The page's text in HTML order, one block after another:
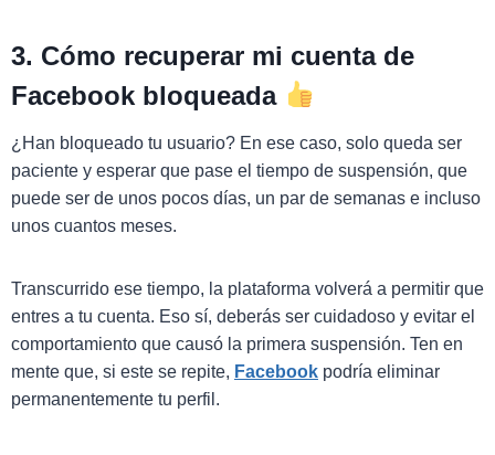
3. Cómo recuperar mi cuenta de
Facebook bloqueada
¿Han bloqueado tu usuario? En ese caso, solo queda ser
paciente y esperar que pase el tiempo de suspensión, que
puede ser de unos pocos días, un par de semanas e incluso
unos cuantos meses.
Transcurrido ese tiempo, la plataforma volverá a permitir que
entres a tu cuenta. Eso sí, deberás ser cuidadoso y evitar el
comportamiento que causó la primera suspensión. Ten en
mente que, si este se repite, Facebook podría eliminar
permanentemente tu perfil.